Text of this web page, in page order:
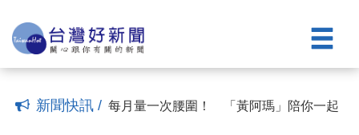
新聞快訊 /
刀」無傷口、無輻射
排尿困難、頻尿、夜尿別隱忍 醫：把握
黃金治療期
王凱猝逝掀睡眠健康討論 醫示警「睡不
好當成日常」最危險(10:04)
「爸」氣守護！ 臺南醫院舉辦「勇.健父
檳、酒(18:49)
每月量一次腰圍！ 「黃阿瑪」陪你一起